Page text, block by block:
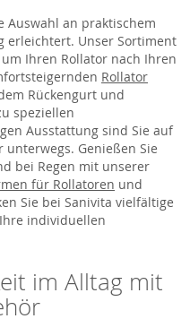
Auswahl an praktischem
erleichtert. Unser Sortiment
Ihren Rollator nach Ihren
Rollator
Rückengurt und
speziellen
Ausstattung sind Sie auf
unterwegs. Genießen Sie
bei Regen mit unserer
für Rollatoren und
Sie bei Sanivita vielfältige
individuellen
im Alltag mit